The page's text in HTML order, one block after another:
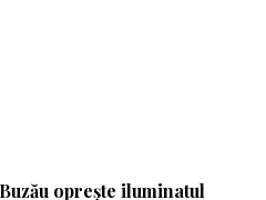
oprește iluminatul